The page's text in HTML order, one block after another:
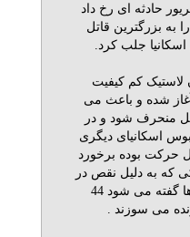
دوشنبه 18 شهریور حادثه ای رخ داد
به بزرگترین قاتل
جلب کرد.
لاستیک کم کیفیت
شده و باعث می
منحرف شود و در
اسکانیای دیگری
حرکت بوده برخورد
که به دلیل نقص در
سیستم برقی این خودروها گفته می شود 44
می سوزند .